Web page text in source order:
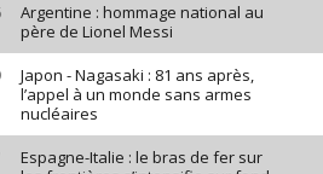
Argentine : hommage national au
père de Lionel Messi
Japon - Nagasaki : 81 ans après,
l’appel à un monde sans armes
nucléaires
Espagne-Italie : le bras de fer sur